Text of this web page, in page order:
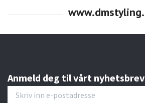
Anmeld deg til vårt nyhetsbrev